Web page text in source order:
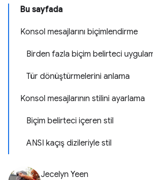
Bu sayfada
Konsol mesajlarını biçimlendirme
Birden fazla biçim belirteci
Tür dönüştürmelerini anlama
Konsol mesajlarının stilini ayarlama
Biçim belirteci içeren stil
ANSI kaçış dizileriyle stil
Jecelyn Yeen